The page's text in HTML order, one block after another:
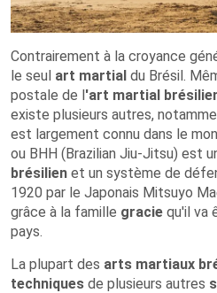
Contrairement à la croyance
le seul art martial du Brésil.
postale de l'art martial
existe plusieurs autres,
est largement connu dans le
ou BHH (Brazilian Jiu-Jitsu) est
brésilien et un système de
1920 par le Japonais Mitsuyo
grâce à la famille gracie qu'il va
pays.
La plupart des arts martiaux
techniques de plusieurs autres